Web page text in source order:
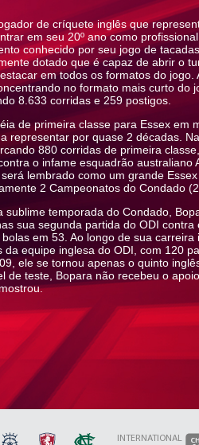
de críquete inglês que
em seu 20º ano como
conhecido por seu jogo de
dotado que é capaz de abrir o
em todos os formatos do jogo.
no formato mais curto do
8.633 corridas e 259 postigos.
de primeira classe para Essex em
representar por quase 2 décadas.
880 corridas de primeira
o infame esquadrão
lembrado como um grande
2 Campeonatos do Condado
sublime temporada do Condado,
sua segunda partida do ODI
em 53. Ao longo de sua
da equipe inglesa do ODI, com 120
ele se tornou apenas o quinto
de teste, Bopara não recebeu o
e 38 T20Is para a Inglaterra.
consecutivos.
e 19 internacionais 50s.
Essex.
INTERNATIONAL